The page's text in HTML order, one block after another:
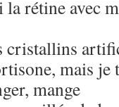
la rétine avec
cristallins
mais je
mange